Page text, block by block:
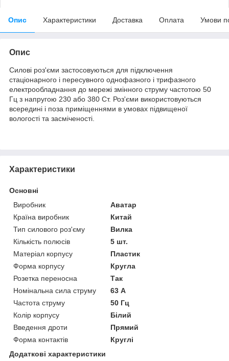
Опис Характеристики Доставка Оплата Умови
Опис
Силові роз'єми застосовуються для підключення
стаціонарного і пересувного однофазного і трифазного
електрообладнання до мережі змінного струму частотою 50
Гц з напругою 230 або 380 Ст. Роз'єми використовуються
всередині і поза приміщеннями в умовах підвищеної
вологості та засміченості.
Характеристики
Основні
Виробник
Аватар
Країна виробник
Китай
Тип силового роз'єму
Вилка
Кількість полюсів
5 шт.
Матеріал корпусу
Пластик
Форма корпусу
Кругла
Розетка переносна
Так
Номінальна сила струму
63 А
Частота струму
50 Гц
Колір корпусу
Білий
Введення дроти
Прямий
Форма контактів
Круглі
Додаткові характеристики